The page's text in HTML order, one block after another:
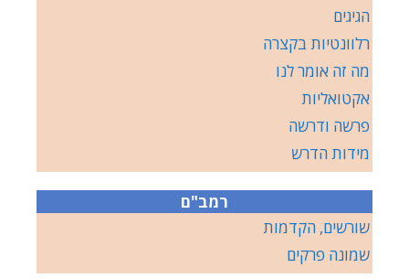
הגיגים
רלוונטיות בקצרה
מה זה אומר לנו
אקטואליות
פרשה ודרשה
מידות הדרש
רמב"ם
שורשים, הקדמות
שמונה פרקים